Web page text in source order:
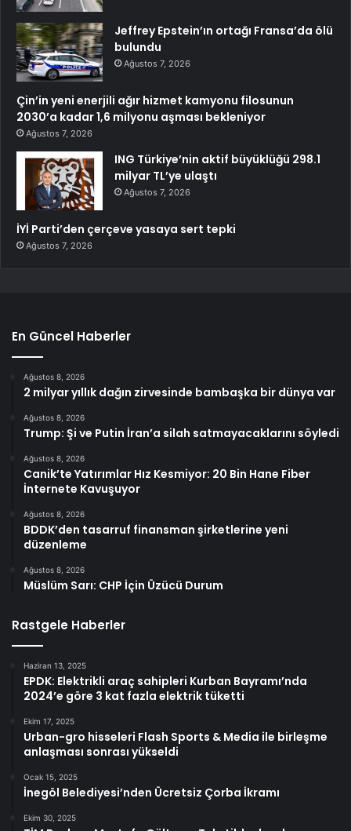
Jeffrey Epstein’ın ortağı Fransa’da ölü
bulundu
Ağustos 7, 2026
Çin’in yeni enerjili ağır hizmet kamyonu filosunun
2030’a kadar 1,6 milyonu aşması bekleniyor
Ağustos 7, 2026
ING Türkiye’nin aktif büyüklüğü 298.1
milyar TL’ye ulaştı
Ağustos 7, 2026
İYİ Parti’den çerçeve yasaya sert tepki
Ağustos 7, 2026
En Güncel Haberler
Ağustos 8, 2026
2 milyar yıllık dağın zirvesinde bambaşka bir dünya var
Ağustos 8, 2026
Trump: Şi ve Putin İran’a silah satmayacaklarını söyledi
Ağustos 8, 2026
Canik’te Yatırımlar Hız Kesmiyor: 20 Bin Hane Fiber
İnternete Kavuşuyor
Ağustos 8, 2026
BDDK’den tasarruf finansman şirketlerine yeni
düzenleme
Ağustos 8, 2026
Müslüm Sarı: CHP İçin Üzücü Durum
Rastgele Haberler
Haziran 13, 2025
EPDK: Elektrikli araç sahipleri Kurban Bayramı’nda
2024’e göre 3 kat fazla elektrik tüketti
Ekim 17, 2025
Urban-gro hisseleri Flash Sports & Media ile birleşme
anlaşması sonrası yükseldi
Ocak 15, 2025
İnegöl Belediyesi’nden Ücretsiz Çorba İkramı
Ekim 30, 2025